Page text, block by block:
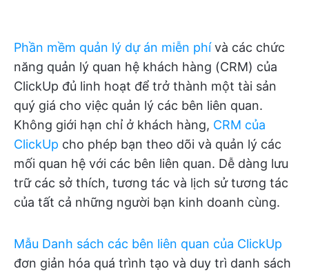
Phần mềm quản lý dự án miễn phívà các chức
năng quản lý quan hệ khách hàng (CRM) của
ClickUp đủ linh hoạt để trở thành một tài sản
quý giá cho việc quản lý các bên liên quan.
Không giới hạn chỉ ở khách hàng, CRM của
ClickUp cho phép bạn theo dõi và quản lý các
mối quan hệ với các bên liên quan. Dễ dàng lưu
trữ các sở thích, tương tác và lịch sử tương tác
của tất cả những người bạn kinh doanh cùng.
Mẫu Danh sách các bên liên quan của ClickUp
đơn giản hóa quá trình tạo và duy trì danh sách